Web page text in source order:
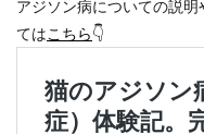
アジソン病についての説
てはこちら👇